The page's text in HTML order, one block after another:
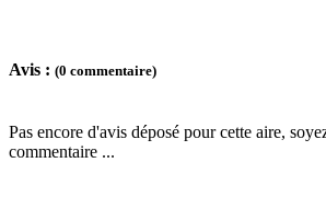
Avis : (0 commentaire)
Pas encore d'avis déposé pour cette aire,
commentaire ...